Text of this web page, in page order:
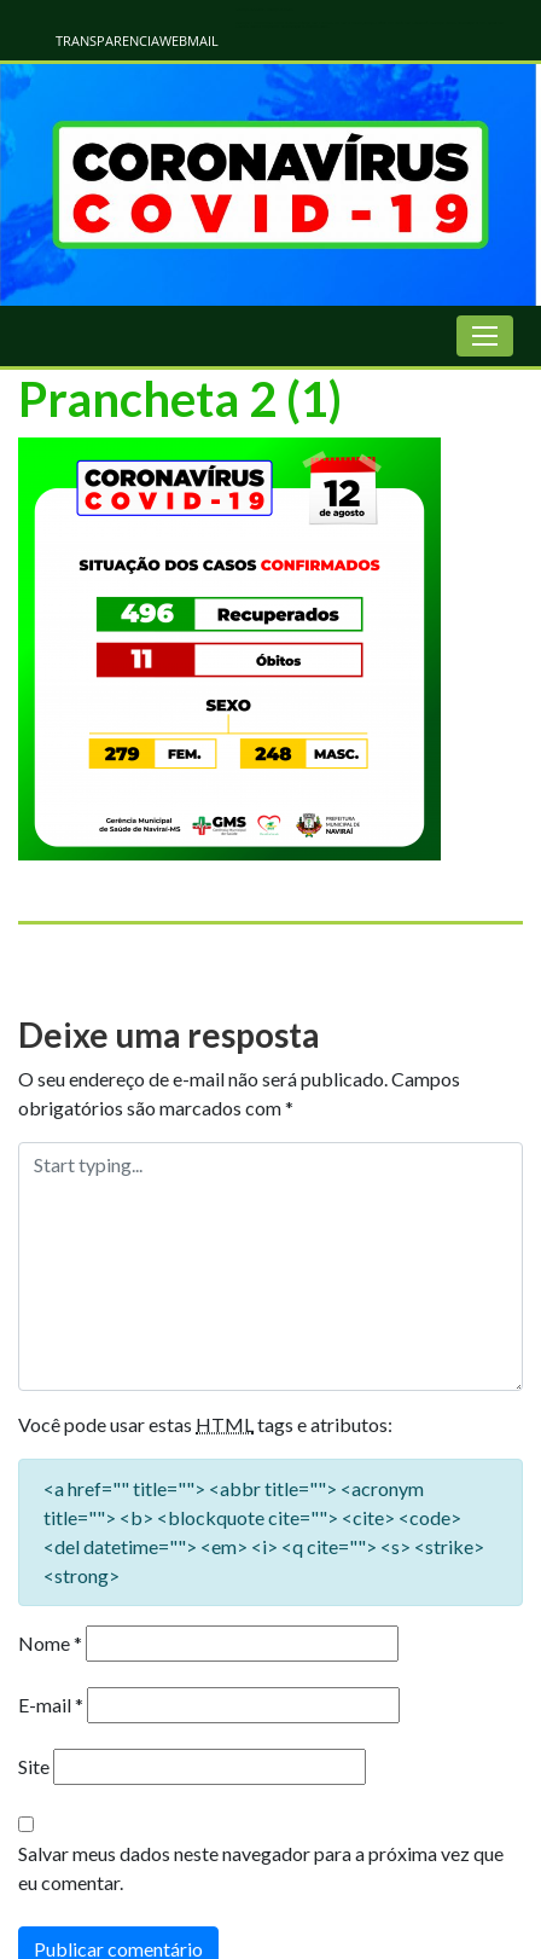
TRANSPARENCIAWEBMAIL
Prancheta 2 (1)
Deixe uma resposta
O seu endereço de e-mail não será publicado.Campos
obrigatórios são marcados com*
Você pode usar estas HTMLtags e atributos:
<a href="" title=""> <abbr title=""> <acronym
title=""> <b> <blockquote cite=""> <cite> <code>
<del datetime=""> <em> <i> <q cite=""> <s> <strike>
<strong>
Nome*
E-mail*
Site
Salvar meus dados neste navegador para a próxima vez que
eu comentar.